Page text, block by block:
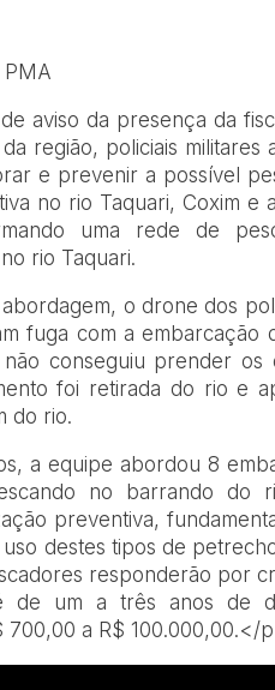
PMA
aviso da presença da
região, policiais militares
e prevenir a possível
no rio Taquari, Coxim
uma rede de
rio Taquari.
o drone dos
fuga com a
não conseguiu prender
foi retirada do rio e
do rio.
a equipe abordou 8
no barrando do
preventiva,
destes tipos de
responderão por
de um a três anos de
700,00 a R$ 100.000,00.</p